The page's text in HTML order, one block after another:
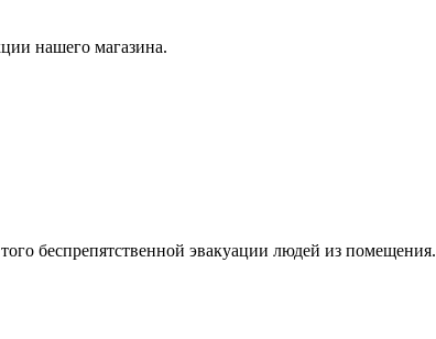
нашего магазина.
беспрепятственной эвакуации людей из помещения.